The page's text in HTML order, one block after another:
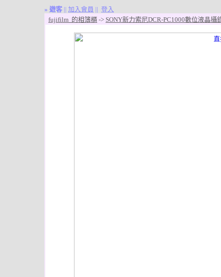
» 遊客 || 加入會員 || 登入
fujifilm 的相簿櫃 -> SONY新力索尼DCR-PC1000數位液晶攝